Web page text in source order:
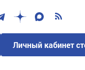
Личный кабинет